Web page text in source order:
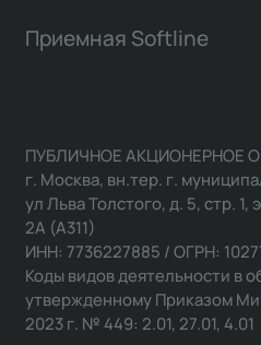
Приемная Softline
ПУБЛИЧНОЕ АКЦИОНЕРНОЕ
г. Москва, вн.тер. г.
ул Льва Толстого, д. 5, стр.
2А (А311)
ИНН: 7736227885 / ОГРН:
Коды видов деятельности в
утвержденному Приказом
2023 г. № 449: 2.01, 27.01, 4.01